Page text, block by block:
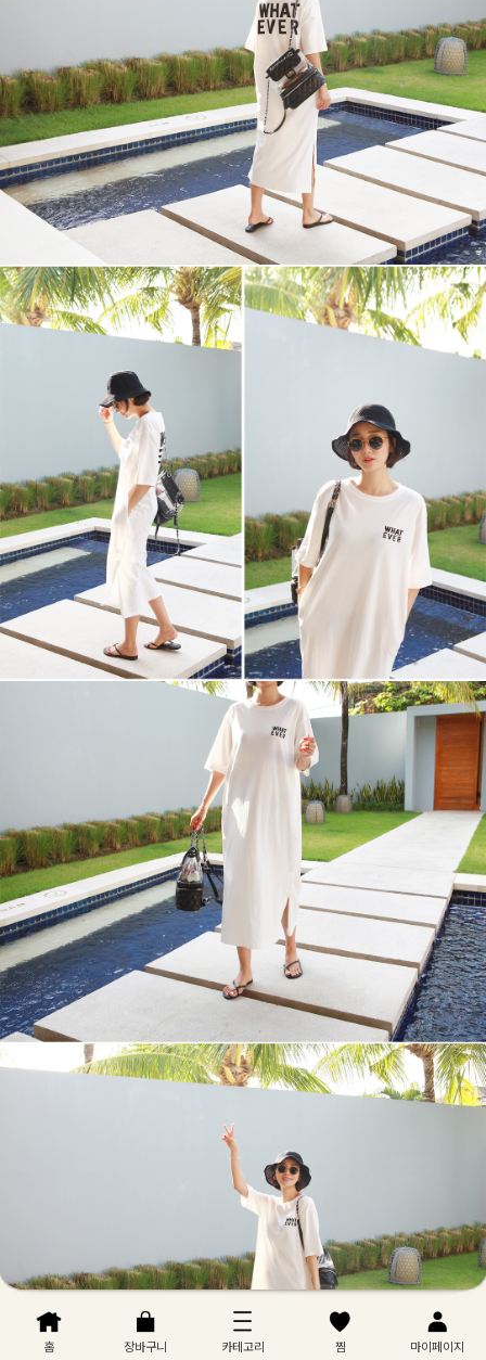
홈 장바구니 카테고리 찜 마이페이지